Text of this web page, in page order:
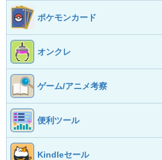
ポケモンカード
オンクレ
ゲーム/アニメ考察
便利ツール
Kindleセール